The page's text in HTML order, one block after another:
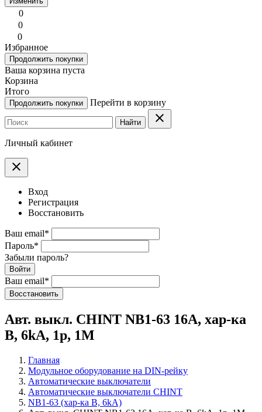
0
0
0
Избранное
Продолжить покупки
Ваша корзина пуста
Корзина
Итого
Продолжить покупки Перейти в корзину
Найти clear
Личный кабинет
clear
Вход
Регистрация
Восстановить
Ваш email*
Пароль*
Забыли пароль?
Войти
Ваш email*
Воcстановить
Авт. выкл. CHINT NB1-63 16А, хар-ка
B, 6kA, 1p, 1M
Главная
Модульное оборудование на DIN-рейку
Автоматические выключатели
Автоматические выключатели CHINT
NB1-63 (хар-ка B, 6kA)